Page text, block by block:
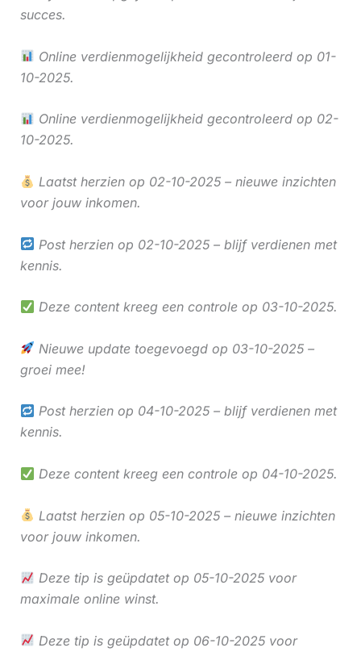
succes.
Online verdienmogelijkheid gecontroleerd op 01-
10-2025.
Online verdienmogelijkheid gecontroleerd op 02-
10-2025.
Laatst herzien op 02-10-2025 – nieuwe inzichten
voor jouw inkomen.
Post herzien op 02-10-2025 – blijf verdienen met
kennis.
Deze content kreeg een controle op 03-10-2025.
Nieuwe update toegevoegd op 03-10-2025 –
groei mee!
Post herzien op 04-10-2025 – blijf verdienen met
kennis.
Deze content kreeg een controle op 04-10-2025.
Laatst herzien op 05-10-2025 – nieuwe inzichten
voor jouw inkomen.
Deze tip is geüpdatet op 05-10-2025 voor
maximale online winst.
Deze tip is geüpdatet op 06-10-2025 voor